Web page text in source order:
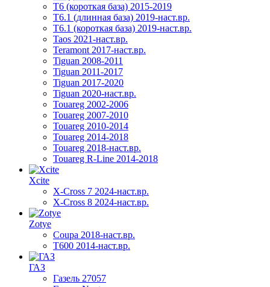
Т6 (короткая база) 2015-2019
T6.1 (длинная база) 2019-наст.вр.
T6.1 (короткая база) 2019-наст.вр.
Taos 2021-наст.вр.
Teramont 2017-наст.вр.
Tiguan 2008-2011
Tiguan 2011-2017
Tiguan 2017-2020
Tiguan 2020-наст.вр.
Touareg 2002-2006
Touareg 2007-2010
Touareg 2010-2014
Touareg 2014-2018
Touareg 2018-наст.вр.
Touareg R-Line 2014-2018
Xcite
X-Cross 7 2024-наст.вр.
X-Cross 8 2024-наст.вр.
Zotye
Coupa 2018-наст.вр.
T600 2014-наст.вр.
ГАЗ
Газель 27057